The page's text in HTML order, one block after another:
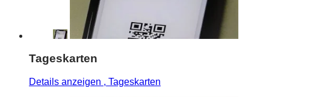
Tageskarten
Details anzeigen , Tageskarten